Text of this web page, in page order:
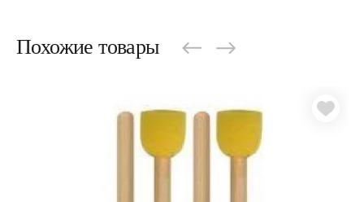
Похожие товары